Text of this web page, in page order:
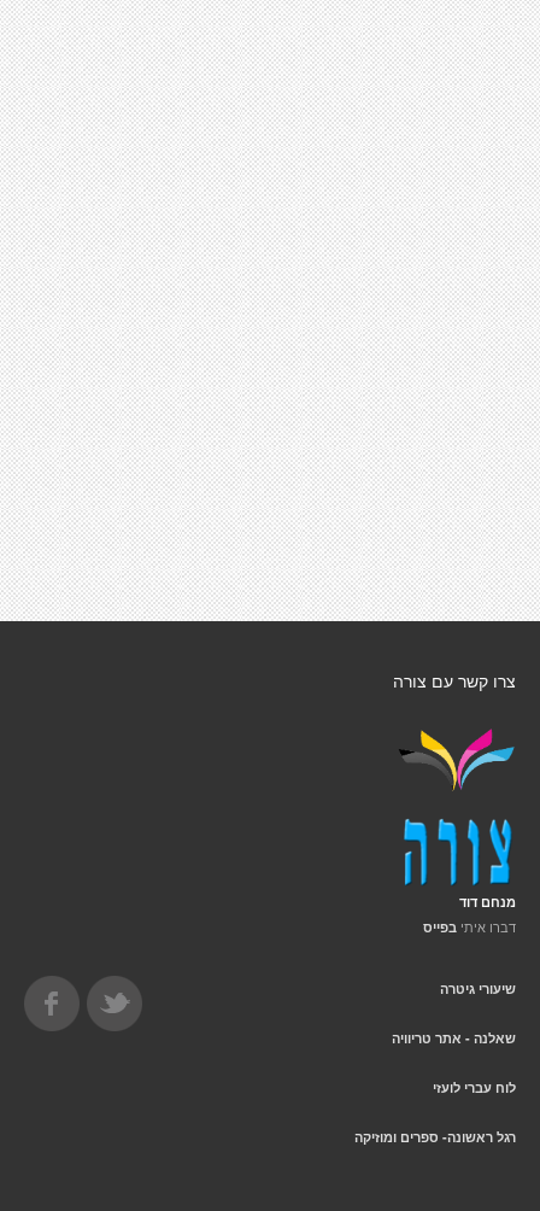
צרו קשר עם צורה
מנחם דוד
דברו איתי בפייס
שיעורי גיטרה
שאלנה - אתר טריוויה
לוח עברי לועזי
רגל ראשונה- ספרים ומוזיקה